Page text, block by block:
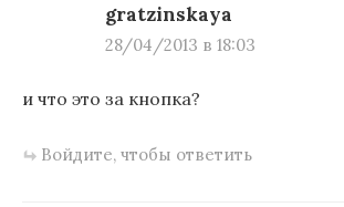
gratzinskaya
28/04/2013 в 18:03
и что это за кнопка?
Войдите, чтобы ответить